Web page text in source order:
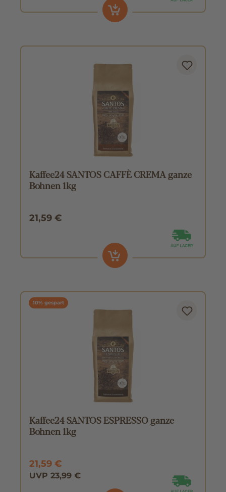
Kaffee24 SANTOS CAFFÈ CREMA ganze
Bohnen 1kg
21,59 €
10% gespart
Kaffee24 SANTOS ESPRESSO ganze
Bohnen 1kg
21,59 €
UVP 23,99 €